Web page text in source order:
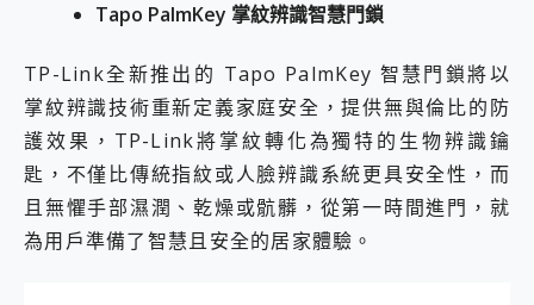
Tapo PalmKey 掌紋辨識智慧門鎖
TP-Link全新推出的 Tapo PalmKey 智慧門鎖將以
掌紋辨識技術重新定義家庭安全，提供無與倫比的防
護效果，TP-Link將掌紋轉化為獨特的生物辨識鑰
匙，不僅比傳統指紋或人臉辨識系統更具安全性，而
且無懼手部濕潤、乾燥或骯髒，從第一時間進門，就
為用戶準備了智慧且安全的居家體驗。